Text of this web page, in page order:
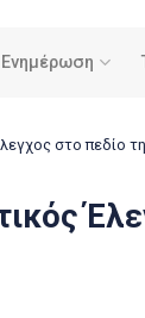
Ενημέρωση
στο πεδίο